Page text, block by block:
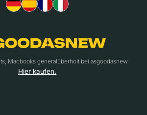
Macbooks generalüberholt bei asgoodasnew.
Hier kaufen.